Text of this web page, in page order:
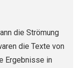
die Strömung
die Texte von
Ergebnisse in